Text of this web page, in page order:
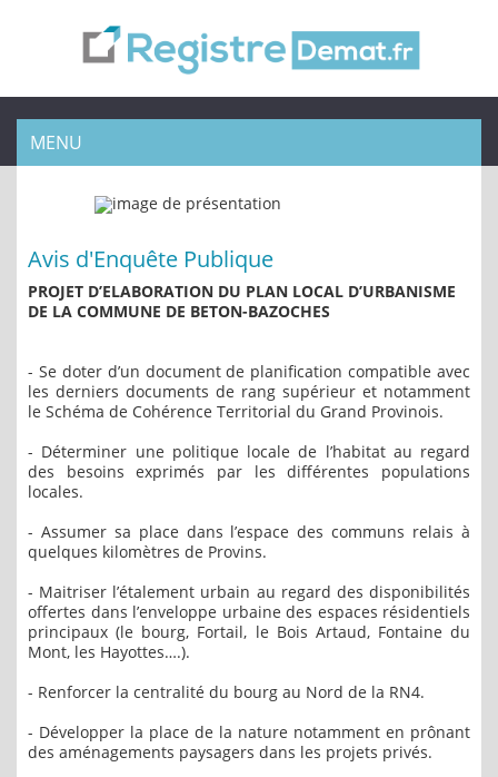
MENU
Avis d'Enquête Publique
PROJET D’ELABORATION DU PLAN LOCAL D’URBANISME
DE LA COMMUNE DE BETON-BAZOCHES
- Se doter d’un document de planification compatible avec
les derniers documents de rang supérieur et notamment
le Schéma de Cohérence Territorial du Grand Provinois.
- Déterminer une politique locale de l’habitat au regard
des besoins exprimés par les différentes populations
locales.
- Assumer sa place dans l’espace des communs relais à
quelques kilomètres de Provins.
- Maitriser l’étalement urbain au regard des disponibilités
offertes dans l’enveloppe urbaine des espaces résidentiels
principaux (le bourg, Fortail, le Bois Artaud, Fontaine du
Mont, les Hayottes….).
- Renforcer la centralité du bourg au Nord de la RN4.
- Développer la place de la nature notamment en prônant
des aménagements paysagers dans les projets privés.